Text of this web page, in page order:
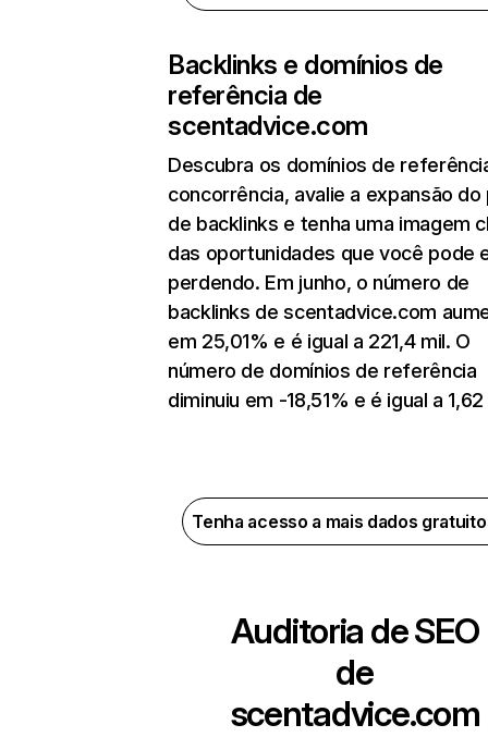
Backlinks e domínios de
referência de
scentadvice.com
Descubra os domínios de
concorrência, avalie a expansão
de backlinks e tenha uma imagem
das oportunidades que você pode
perdendo. Em junho, o número de
backlinks de scentadvice.com
em 25,01% e é igual a 221,4 mil. O
número de domínios de referência
diminuiu em -18,51% e é igual a
Tenha acesso a mais dados
Auditoria de SEO
de
scentadvice.com